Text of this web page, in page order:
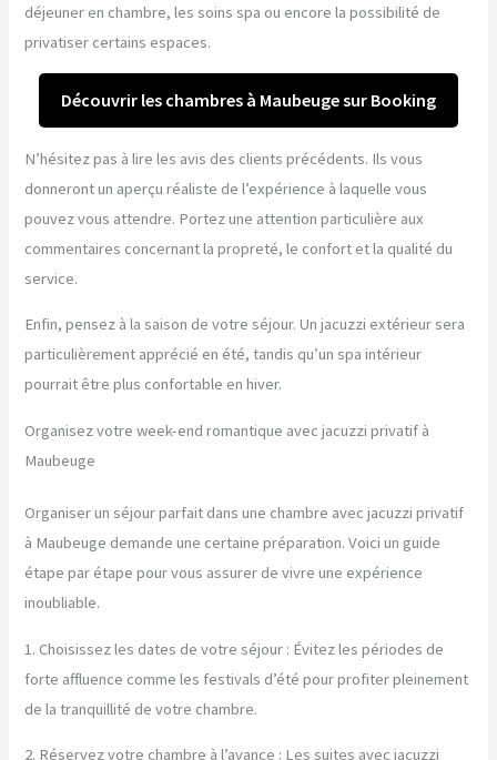
déjeuner en chambre, les soins spa ou encore la possibilité de
privatiser certains espaces.
Découvrir les chambres à Maubeuge sur Booking
N’hésitez pas à lire les avis des clients précédents. Ils vous
donneront un aperçu réaliste de l’expérience à laquelle vous
pouvez vous attendre. Portez une attention particulière aux
commentaires concernant la propreté, le confort et la qualité du
service.
Enfin, pensez à la saison de votre séjour. Un jacuzzi extérieur sera
particulièrement apprécié en été, tandis qu’un spa intérieur
pourrait être plus confortable en hiver.
Organisez votre week-end romantique avec jacuzzi privatif à
Maubeuge
Organiser un séjour parfait dans une chambre avec jacuzzi privatif
à Maubeuge demande une certaine préparation. Voici un guide
étape par étape pour vous assurer de vivre une expérience
inoubliable.
1. Choisissez les dates de votre séjour : Évitez les périodes de
forte affluence comme les festivals d’été pour profiter pleinement
de la tranquillité de votre chambre.
2. Réservez votre chambre à l’avance : Les suites avec jacuzzi